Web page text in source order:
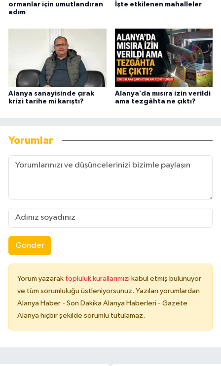
ormanlar için umutlandıran
adım
İşte etkilenen mahalleler
Alanya sanayisinde çırak
krizi tarihe mi karıştı?
Alanya’da mısıra izin verildi
ama tezgâhta ne çıktı?
Yorumlar
Gönder
Yorum yazarak topluluk kurallarımızı kabul etmiş bulunuyor
ve tüm sorumluluğu üstleniyorsunuz. Yazılan yorumlardan
Alanya Haber - Son Dakika Alanya Haberleri - Gazete
Alanya hiçbir şekilde sorumlu tutulamaz.